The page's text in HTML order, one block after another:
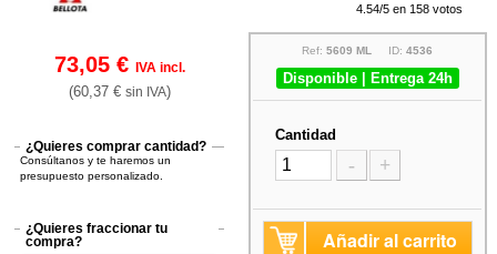
4.54/5 en 158 votos
73,05 € IVA incl.
(60,37 € sin IVA)
¿Quieres comprar cantidad?
Consúltanos y te haremos un
presupuesto personalizado.
¿Quieres fraccionar tu
compra?
Ref:5609 ML ID:4536
Disponible | Entrega 24h
Cantidad
- +
Añadir al carrito